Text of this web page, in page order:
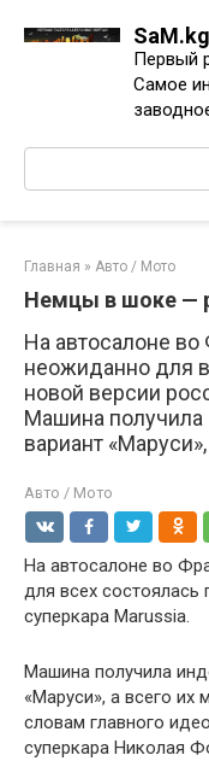
SaM.kg
Первый
Самое
Поиск:
Главная » Авто / Мото
Немцы в шоке —
На автосалоне
неожиданно для
новой версии
Машина получила
вариант
Авто / Мото
На автосалоне во
для всех состоялась
суперкара Marussia.
Машина получила
«Маруси», а всего
словам главного
суперкара Николая